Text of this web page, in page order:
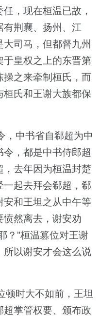
，现在桓温已故，
有荆襄、扬州、江
司马，但都督九州
皇权之上的东晋第
之来牵制桓氏，而
桓氏和王谢大族都保
中书省自郗超为中
，都是中书侍郎超
去年因为桓温封楚
起去拜会郗超，郗
和王坦之从中午等
愤然离去，谢安劝
？”桓温篡位对王谢
所以谢安才会这么说
时大不如前，王坦
超掌管权要、颁布政